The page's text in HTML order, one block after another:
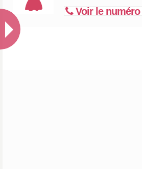
Voir le numéro